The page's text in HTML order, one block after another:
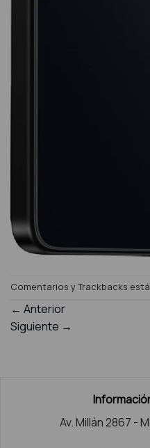
Comentarios y Trackbacks
← Anterior
Siguiente →
Av. Millán 2867 -